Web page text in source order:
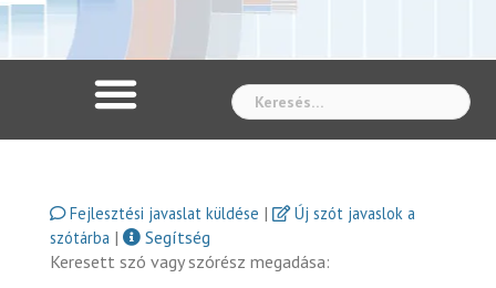
Fejlesztési javaslat küldése |
Új szót javaslok a
szótárba |
Segítség
Keresett szó vagy szórész megadása: